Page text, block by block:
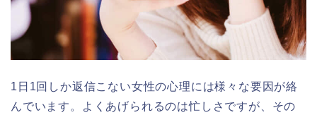
1日1回しか返信こない女性の心理には様々な要因が絡
んでいます。よくあげられるのは忙しさですが、その